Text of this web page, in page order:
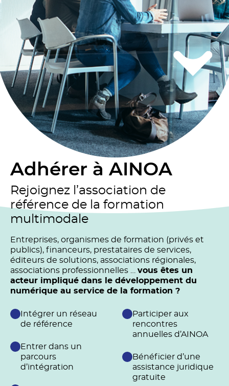
Adhérer à AINOA
Rejoignez l’association de
référence de la formation
multimodale
Entreprises, organismes de formation (privés et
publics), financeurs, prestataires de services,
éditeurs de solutions, associations régionales,
associations professionnelles … vous êtes un
acteur impliqué dans le développement du
numérique au service de la formation ?
Intégrer un réseau
de référence
Entrer dans un
parcours
d’intégration
Participer aux
rencontres
annuelles d’AINOA
Bénéficier d’une
assistance juridique
gratuite